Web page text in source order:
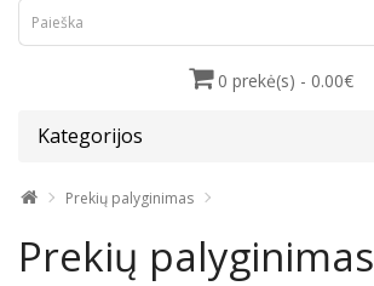
0 prekė(s) - 0.00€
Kategorijos
Prekių palyginimas
Prekių palyginimas